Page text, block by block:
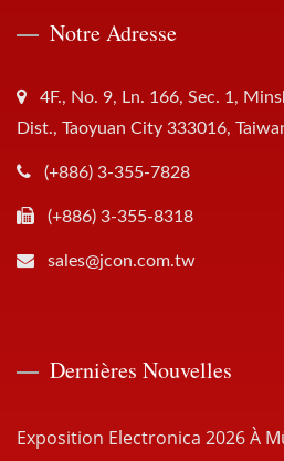
Notre Adresse
4F., No. 9, Ln. 166, Sec. 1,
Dist., Taoyuan City 333016,
(+886) 3-355-7828
(+886) 3-355-8318
sales@jcon.com.tw
Dernières Nouvelles
Exposition Electronica 2026 À